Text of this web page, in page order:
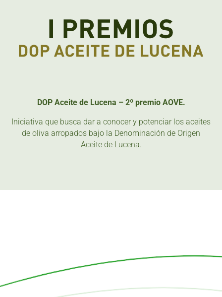
DOP Aceite de Lucena – 2º premio AOVE.
Iniciativa que busca dar a conocer y potenciar los aceites
de oliva arropados bajo la Denominación de Origen
Aceite de Lucena.